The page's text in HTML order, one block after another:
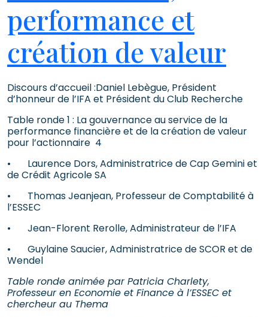
performance et
création de valeur
Discours d’accueil :Daniel Lebègue, Président
d’honneur de l’IFA et Président du Club Recherche
Table ronde 1 : La gouvernance au service de la
performance financière et de la création de valeur
pour l’actionnaire 4
• Laurence Dors, Administratrice de Cap Gemini et
de Crédit Agricole SA
• Thomas Jeanjean, Professeur de Comptabilité à
l’ESSEC
• Jean-Florent Rerolle, Administrateur de l’IFA
• Guylaine Saucier, Administratrice de SCOR et de
Wendel
Table ronde animée par Patricia Charlety,
Professeur en Economie et Finance à l’ESSEC et
chercheur au Thema